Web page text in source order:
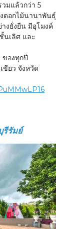
มแล้วกว่า 5
ดอกไม้นานาพันธุ์
งยั่งยืน มีอุโมงค์
นเลิศ และ
ของทุกปี
ขียว จังหวัด
รีรัมย์